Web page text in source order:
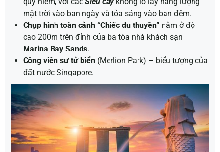
mặt trời vào ban ngày và tỏa sáng vào ban đêm.
Chụp hình toàn cảnh “Chiếc du thuyền” nằm ở độ
cao 200m trên đỉnh của ba tòa nhà khách sạn
Marina Bay Sands.
Công viên sư tử biển (Merlion Park) – biểu tượng của
đất nước Singapore.